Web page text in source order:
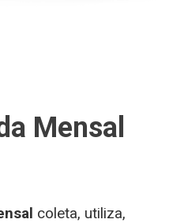
Mensal
coleta, utiliza,